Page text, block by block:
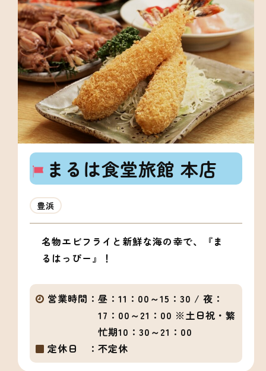
まるは食堂旅館 本店
豊浜
名物エビフライと新鮮な海の幸で、『ま
るはっぴー』！
営業時間： 昼：11：00～15：30 / 夜：
17：00～21：00 ※土日祝・繁
忙期10：30～21：00
定休日 ： 不定休